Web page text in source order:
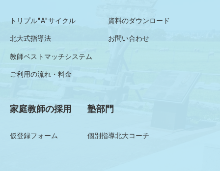
トリプル"A"サイクル
北大式指導法
教師ベストマッチシステム
ご利用の流れ・料金
資料のダウンロード
お問い合わせ
家庭教師の採用
仮登録フォーム
塾部門
個別指導北大コーチ